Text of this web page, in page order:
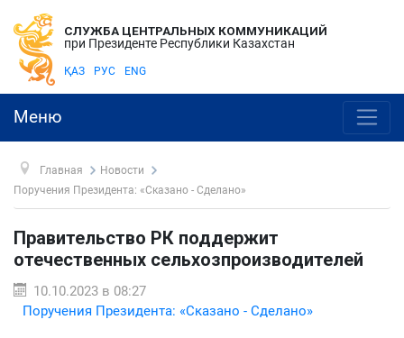
СЛУЖБА ЦЕНТРАЛЬНЫХ КОММУНИКАЦИЙ
при Президенте Республики Казахстан
ҚАЗ РУС ENG
Меню
Главная
Новости
Поручения Президента: «Сказано - Сделано»
Правительство РК поддержит
отечественных сельхозпроизводителей
10.10.2023 в 08:27
Поручения Президента: «Сказано - Сделано»